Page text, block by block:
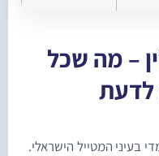
מה שכל
המטייל הישראלי.